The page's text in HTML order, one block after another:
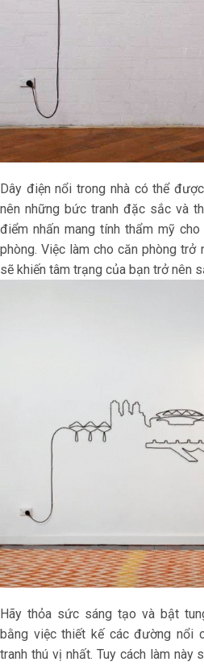
Dây điện nổi trong nhà có thể
nên những bức tranh đặc sắc và
điểm nhấn mang tính thẩm mỹ
phòng. Việc làm cho căn phòng
sẽ khiến tâm trạng của bạn trở nên
Hãy thỏa sức sáng tạo và bật
bằng việc thiết kế các đường nổi
tranh thú vị nhất. Tuy cách làm này